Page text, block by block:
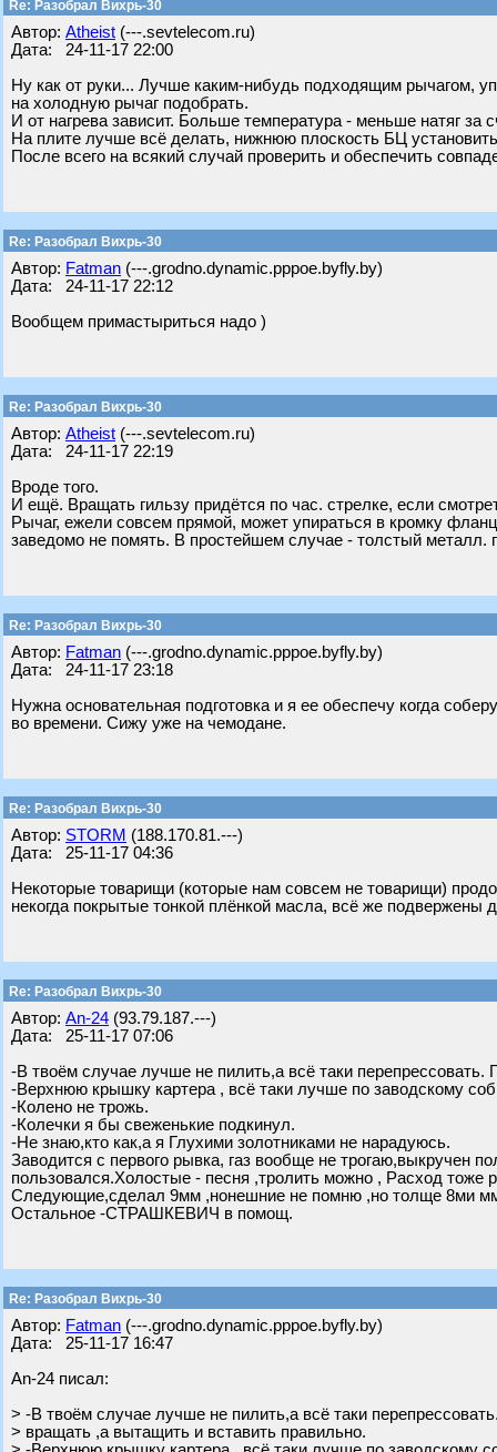
Re: Разобрал Вихрь-30
Автор: Atheist (---.sevtelecom.ru)
Дата: 24-11-17 22:00
Ну как от руки... Лучше каким-нибудь подходящим рычагом,
на холодную рычаг подобрать.
И от нагрева зависит. Больше температура - меньше натяг
На плите лучше всё делать, нижнюю плоскость БЦ
После всего на всякий случай проверить и обеспечить
Re: Разобрал Вихрь-30
Автор: Fatman (---.grodno.dynamic.pppoe.byfly.by)
Дата: 24-11-17 22:12
Вообщем примастыриться надо )
Re: Разобрал Вихрь-30
Автор: Atheist (---.sevtelecom.ru)
Дата: 24-11-17 22:19
Вроде того.
И ещё. Вращать гильзу придётся по час. стрелке, если
Рычаг, ежели совсем прямой, может упираться в кромку
заведомо не помять. В простейшем случае - толстый металл.
Re: Разобрал Вихрь-30
Автор: Fatman (---.grodno.dynamic.pppoe.byfly.by)
Дата: 24-11-17 23:18
Нужна основательная подготовка и я ее обеспечу когда
во времени. Сижу уже на чемодане.
Re: Разобрал Вихрь-30
Автор: STORM (188.170.81.---)
Дата: 25-11-17 04:36
Некоторые товарищи (которые нам совсем не товарищи)
некогда покрытые тонкой плёнкой масла, всё же подвержены
Re: Разобрал Вихрь-30
Автор: An-24 (93.79.187.---)
Дата: 25-11-17 07:06
-В твоём случае лучше не пилить,а всё таки
-Верхнюю крышку картера , всё таки лучше по заводскому
-Колено не трожь.
-Колечки я бы свеженькие подкинул.
-Не знаю,кто как,а я Глухими золотниками не нарадуюсь.
Заводится с первого рывка, газ вообще не трогаю,выкручен
пользовался.Холостые - песня ,тролить можно , Расход
Следующие,сделал 9мм ,нонешние не помню ,но толще 8ми
Остальное -СТРАШКЕВИЧ в помощ.
Re: Разобрал Вихрь-30
Автор: Fatman (---.grodno.dynamic.pppoe.byfly.by)
Дата: 25-11-17 16:47
An-24 писал:
> -В твоём случае лучше не пилить,а всё таки
> вращать ,а вытащить и вставить правильно.